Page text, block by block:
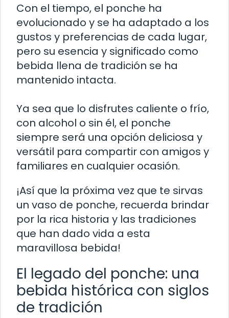
Con el tiempo, el ponche ha
evolucionado y se ha adaptado a los
gustos y preferencias de cada lugar,
pero su esencia y significado como
bebida llena de tradición se ha
mantenido intacta.
Ya sea que lo disfrutes caliente o frío,
con alcohol o sin él, el ponche
siempre será una opción deliciosa y
versátil para compartir con amigos y
familiares en cualquier ocasión.
¡Así que la próxima vez que te sirvas
un vaso de ponche, recuerda brindar
por la rica historia y las tradiciones
que han dado vida a esta
maravillosa bebida!
El legado del ponche: una
bebida histórica con siglos
de tradición